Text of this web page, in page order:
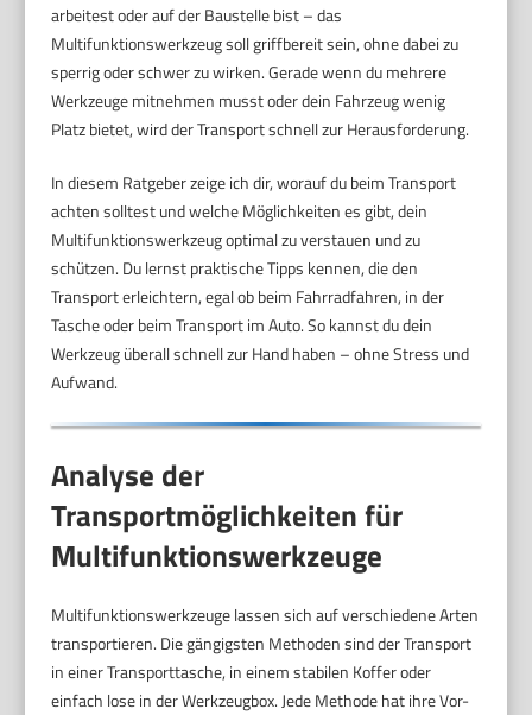
arbeitest oder auf der Baustelle bist – das
Multifunktionswerkzeug soll griffbereit sein, ohne dabei zu
sperrig oder schwer zu wirken. Gerade wenn du mehrere
Werkzeuge mitnehmen musst oder dein Fahrzeug wenig
Platz bietet, wird der Transport schnell zur Herausforderung.
In diesem Ratgeber zeige ich dir, worauf du beim Transport
achten solltest und welche Möglichkeiten es gibt, dein
Multifunktionswerkzeug optimal zu verstauen und zu
schützen. Du lernst praktische Tipps kennen, die den
Transport erleichtern, egal ob beim Fahrradfahren, in der
Tasche oder beim Transport im Auto. So kannst du dein
Werkzeug überall schnell zur Hand haben – ohne Stress und
Aufwand.
Analyse der
Transportmöglichkeiten für
Multifunktionswerkzeuge
Multifunktionswerkzeuge lassen sich auf verschiedene Arten
transportieren. Die gängigsten Methoden sind der Transport
in einer Transporttasche, in einem stabilen Koffer oder
einfach lose in der Werkzeugbox. Jede Methode hat ihre Vor-